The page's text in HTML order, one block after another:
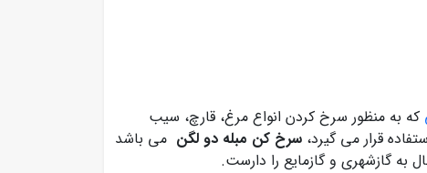
که به منظور سرخ کردن انواع مرغ، قارچ، سیب
قرار می گیرد، سرخ کن مبله دو لگن می باشد
به گازشهری و گازمایع را دارست.